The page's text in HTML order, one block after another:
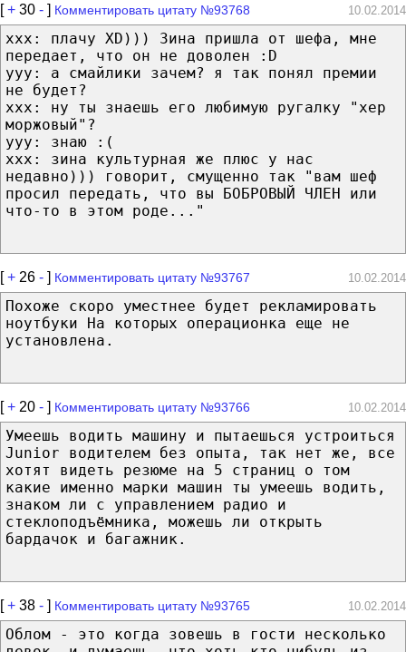
[+ 30 - ] Комментировать цитату №93768 10.02.2014
ххх: плачу XD))) Зина пришла от шефа, мне
передает, что он не доволен :D
ууу: а смайлики зачем? я так понял премии
не будет?
ххх: ну ты знаешь его любимую ругалку "хер
моржовый"?
ууу: знаю :(
ххх: зина культурная же плюс у нас
недавно))) говорит, смущенно так "вам шеф
просил передать, что вы БОБРОВЫЙ ЧЛЕН или
что-то в этом роде..."
[+ 26 - ] Комментировать цитату №93767 10.02.2014
Похоже скоро уместнее будет рекламировать
ноутбуки На которых операционка еще не
установлена.
[+ 20 - ] Комментировать цитату №93766 10.02.2014
Умеешь водить машину и пытаешься устроиться
Junior водителем без опыта, так нет же, все
хотят видеть резюме на 5 страниц о том
какие именно марки машин ты умеешь водить,
знаком ли с управлением радио и
стеклоподъёмника, можешь ли открыть
бардачок и багажник.
[+ 38 - ] Комментировать цитату №93765 10.02.2014
Облом - это когда зовешь в гости несколько